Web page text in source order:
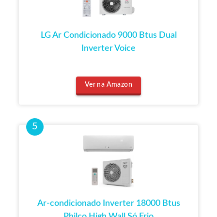
LG Ar Condicionado 9000 Btus Dual
Inverter Voice
Ver na Amazon
Ar-condicionado Inverter 18000 Btus